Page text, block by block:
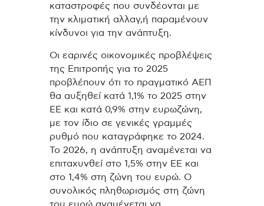
καταστροφές που συνδέονται με
την κλιματική αλλαγ,ή παραμένουν
κίνδυνοι για την ανάπτυξη.
Οι εαρινές οικονομικές προβλέψεις
της Επιτροπής για το 2025
προβλέπουν ότι το πραγματικό ΑΕΠ
θα αυξηθεί κατά 1,1% το 2025 στην
ΕΕ και κατά 0,9% στην ευρωζώνη,
με τον ίδιο σε γενικές γραμμές
ρυθμό που καταγράφηκε το 2024.
Το 2026, η ανάπτυξη αναμένεται να
επιταχυνθεί στο 1,5% στην ΕΕ και
στο 1,4% στη ζώνη του ευρώ. Ο
συνολικός πληθωρισμός στη ζώνη